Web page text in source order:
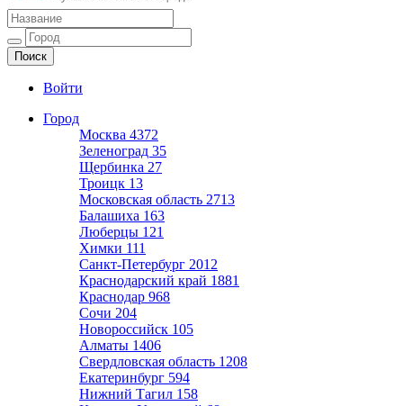
Автомойки
Ещё один сайт на WordPress
Войти
Город
Москва 4372
Зеленоград 35
Щербинка 27
Троицк 13
Московская область 2713
Балашиха 163
Люберцы 121
Химки 111
Санкт-Петербург 2012
Краснодарский край 1881
Краснодар 968
Сочи 204
Новороссийск 105
Алматы 1406
Свердловская область 1208
Екатеринбург 594
Нижний Тагил 158